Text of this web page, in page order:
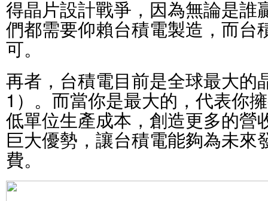
得晶片設計戰爭，因為無論是誰
們都需要仰賴台積電製造，而台
可。
再者，台積電目前是全球最大的
1）。而當你是最大的，代表你
低單位生產成本，創造更多的營
巨大優勢，讓台積電能夠為未來
費。